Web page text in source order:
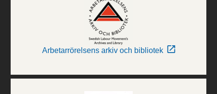
Arbetarrörelsens arkiv och bibliotek